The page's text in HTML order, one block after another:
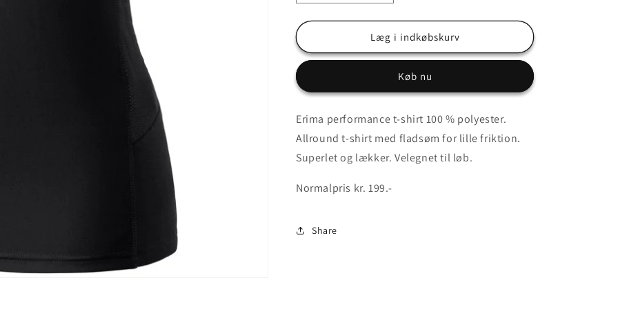
antallet
for
-
-
t-
shirt
antallet
for
Outlet
-
-
t-
shirt
Læg i indkøbskurv
Køb nu
Erima performance t-shirt 100 % polyester.
Allround t-shirt med fladsøm for lille friktion.
Superlet og lækker. Velegnet til løb.
Normalpris kr. 199.-
Share